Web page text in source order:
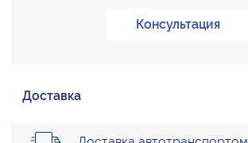
Консультация
Доставка